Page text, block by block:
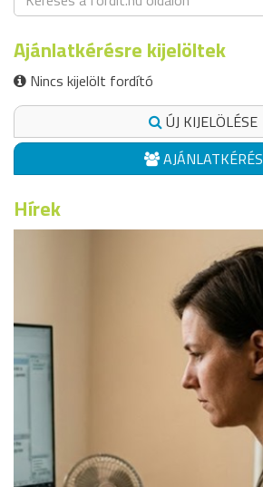
Ajánlatkérésre kijelöltek
Nincs kijelölt fordító
ÚJ KIJELÖLÉSE
AJÁNLATKÉRÉS
Hírek